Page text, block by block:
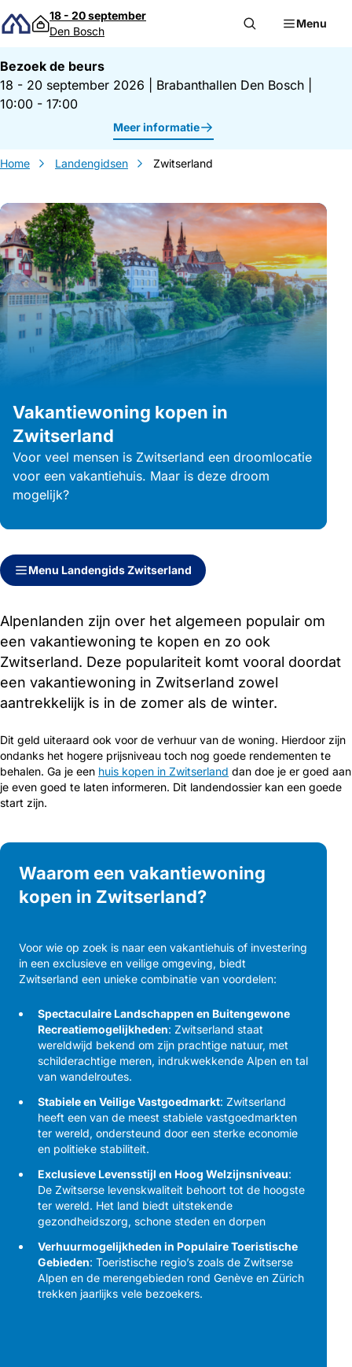
Direct naar inhoud
18 - 20 september
Den Bosch
Menu
Bezoek de beurs
18 - 20 september 2026
Brabanthallen Den Bosch
10:00 - 17:00
Meer informatie
Home Landengidsen Zwitserland
Vakantiewoning kopen in
Zwitserland
Voor veel mensen is Zwitserland een droomlocatie
voor een vakantiehuis. Maar is deze droom
mogelijk?
Direct naar inhoud
Direct naar zijbalk
Menu Landengids Zwitserland
Alpenlanden zijn over het algemeen populair om
een vakantiewoning te kopen en zo ook
Zwitserland. Deze populariteit komt vooral doordat
een vakantiewoning in Zwitserland zowel
aantrekkelijk is in de zomer als de winter.
Dit geld uiteraard ook voor de verhuur van de woning. Hierdoor zijn
ondanks het hogere prijsniveau toch nog goede rendementen te
behalen. Ga je een huis kopen in Zwitserland dan doe je er goed aan
je even goed te laten informeren. Dit landendossier kan een goede
start zijn.
Waarom een vakantiewoning
kopen in Zwitserland?
Voor wie op zoek is naar een vakantiehuis of investering
in een exclusieve en veilige omgeving, biedt
Zwitserland een unieke combinatie van voordelen:
Spectaculaire Landschappen en Buitengewone
Recreatiemogelijkheden: Zwitserland staat
wereldwijd bekend om zijn prachtige natuur, met
schilderachtige meren, indrukwekkende Alpen en tal
van wandelroutes.
Stabiele en Veilige Vastgoedmarkt: Zwitserland
heeft een van de meest stabiele vastgoedmarkten
ter wereld, ondersteund door een sterke economie
en politieke stabiliteit.
Exclusieve Levensstijl en Hoog Welzijnsniveau:
De Zwitserse levenskwaliteit behoort tot de hoogste
ter wereld. Het land biedt uitstekende
gezondheidszorg, schone steden en dorpen
Verhuurmogelijkheden in Populaire Toeristische
Gebieden: Toeristische regio’s zoals de Zwitserse
Alpen en de merengebieden rond Genève en Zürich
trekken jaarlijks vele bezoekers.